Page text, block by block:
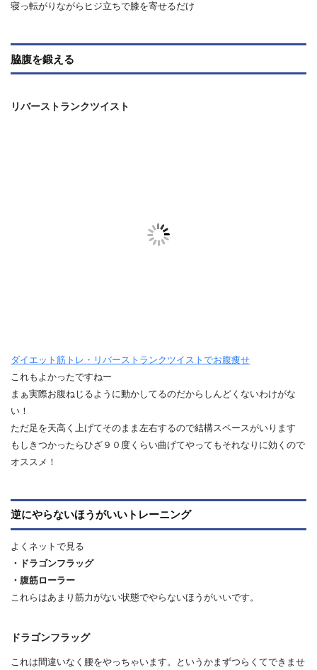
寝っ転がりながらヒジ立ちで膝を寄せるだけ
脇腹を鍛える
リバーストランクツイスト
ダイエット筋トレ・リバーストランクツイストでお腹痩せ
これもよかったですねー
まぁ実際お腹ねじるように動かしてるのだからしんどくないわけがな
い！
ただ足を天高く上げてそのまま左右するので結構スペースがいります
もしきつかったらひざ９０度くらい曲げてやってもそれなりに効くので
オススメ！
逆にやらないほうがいいトレーニング
よくネットで見る
・ドラゴンフラッグ
・腹筋ローラー
これらはあまり筋力がない状態でやらないほうがいいです。
ドラゴンフラッグ
これは間違いなく腰をやっちゃいます。というかまずつらくてできませ